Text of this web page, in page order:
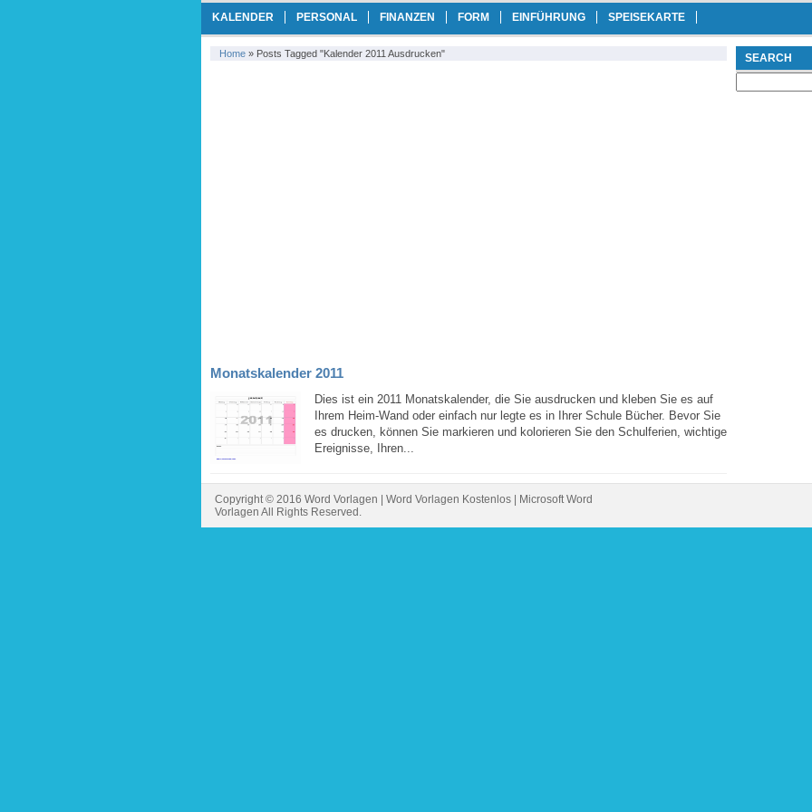
KALENDER PERSONAL FINANZEN FORM EINFÜHRUNG SPEISEKARTE
Home » Posts Tagged "kalender 2011 Ausdrucken"
Monatskalender 2011
Dies ist ein 2011 Monatskalender, die Sie ausdrucken und kleben Sie es auf
Ihrem Heim-Wand oder einfach nur legte es in Ihrer Schule Bücher. Bevor Sie
es drucken, können Sie markieren und kolorieren Sie den Schulferien, wichtige
Ereignisse, Ihren...
SEARCH
for:
Copyright © 2016 Word Vorlagen | Word Vorlagen Kostenlos | Microsoft Word
Vorlagen All Rights Reserved.